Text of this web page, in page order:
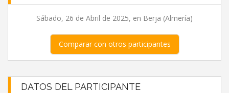
Sábado, 26 de Abril de 2025, en Berja (Almería)
Comparar con otros participantes
DATOS DEL PARTICIPANTE